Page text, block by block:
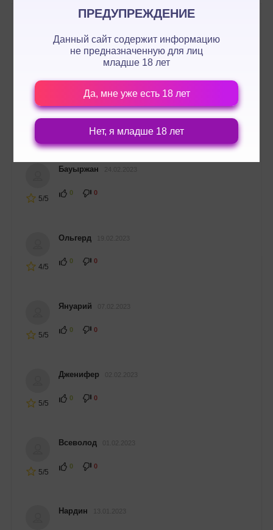
ПРЕДУПРЕЖДЕНИЕ
Данный сайт содержит информацию
не предназначенную для лиц
младше 18 лет
Да, мне уже есть 18 лет
Нет, я младше 18 лет
0 0
Магдалина 11.03.2023
5/5
Бауыржан
0 0
4/5
Ольгерд
0 0
5/5
Януарий
0 0
5/5
Дженифер
0 0
5/5
Всеволод
0 0
Нардин